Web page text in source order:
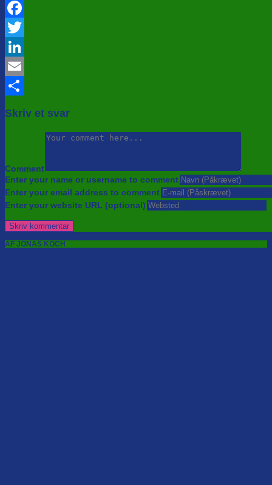
Facebook
Twitter
LinkedIn
Email
Skriv et svar
Comment
Enter your name or username to comment
Enter your email address to comment
Enter your website URL (optional)
AF JONAS KOCH